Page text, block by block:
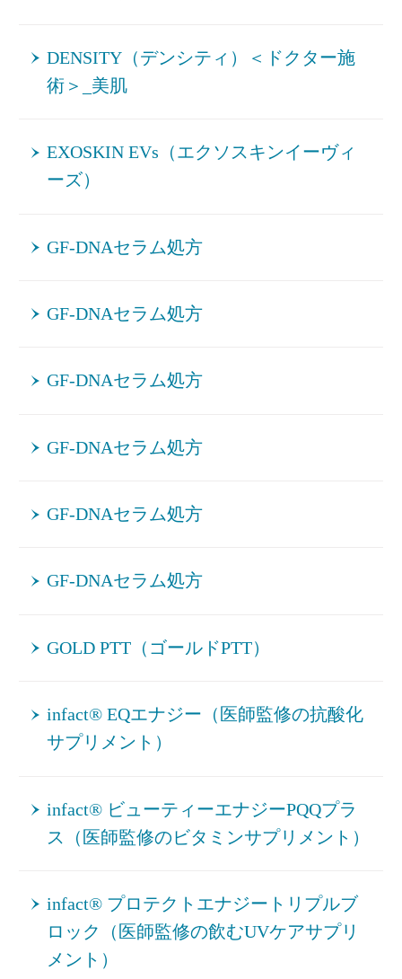
DENSITY（デンシティ）＜ドクター施
術＞_美肌
EXOSKIN EVs（エクソスキンイーヴィ
ーズ）
GF-DNAセラム処方
GF-DNAセラム処方
GF-DNAセラム処方
GF-DNAセラム処方
GF-DNAセラム処方
GF-DNAセラム処方
GOLD PTT（ゴールドPTT）
infact® EQエナジー（医師監修の抗酸化
サプリメント）
infact® ビューティーエナジーPQQプラ
ス（医師監修のビタミンサプリメント）
infact® プロテクトエナジートリプルブ
ロック（医師監修の飲むUVケアサプリ
メント）